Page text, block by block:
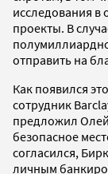
исследования в
проекты. В
отправить на
Как появился
сотрудник
предложил
безопасное
согласился,
личным